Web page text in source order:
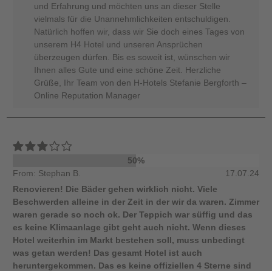
und Erfahrung und möchten uns an dieser Stelle
vielmals für die Unannehmlichkeiten entschuldigen.
Natürlich hoffen wir, dass wir Sie doch eines Tages von
unserem H4 Hotel und unseren Ansprüchen
überzeugen dürfen. Bis es soweit ist, wünschen wir
Ihnen alles Gute und eine schöne Zeit. Herzliche
Grüße, Ihr Team von den H-Hotels Stefanie Bergforth –
Online Reputation Manager
50%
From: Stephan B.
17.07.24
Renovieren! Die Bäder gehen wirklich nicht. Viele
Beschwerden alleine in der Zeit in der wir da waren. Zimmer
waren gerade so noch ok. Der Teppich war süffig und das
es keine Klimaanlage gibt geht auch nicht. Wenn dieses
Hotel weiterhin im Markt bestehen soll, muss unbedingt
was getan werden! Das gesamt Hotel ist auch
heruntergekommen. Das es keine offiziellen 4 Sterne sind